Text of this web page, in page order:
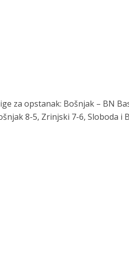
za opstanak: Bošnjak – BN
8-5, Zrinjski 7-6, Sloboda i